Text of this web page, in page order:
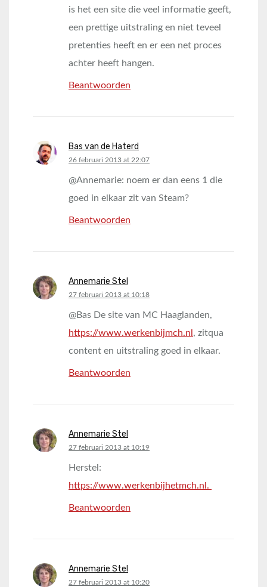
is het een site die veel informatie geeft,
een prettige uitstraling en niet teveel
pretenties heeft en er een net proces
achter heeft hangen.
Beantwoorden
Bas van de Haterd
says:
26 februari 2013 at 22:07
@Annemarie: noem er dan eens 1 die
goed in elkaar zit van Steam?
Beantwoorden
Annemarie Stel
says:
27 februari 2013 at 10:18
@Bas De site van MC Haaglanden,
https://www.werkenbijmch.nl , zitqua
content en uitstraling goed in elkaar.
Beantwoorden
Annemarie Stel
says:
27 februari 2013 at 10:19
Herstel:
https://www.werkenbijhetmch.nl.
Beantwoorden
Annemarie Stel
says:
27 februari 2013 at 10:20